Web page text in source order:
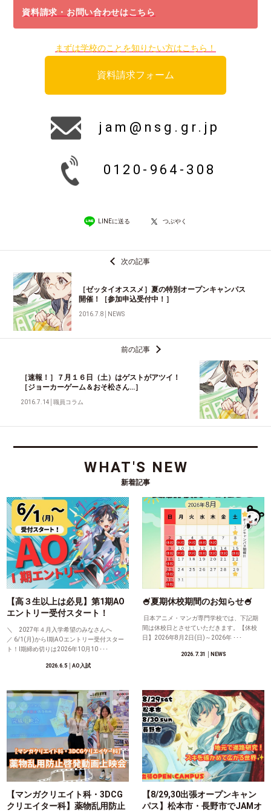
資料請求・お問い合わせはこちら
まずは学校のことを知りたい方はこちら！
資料請求フォーム
jam@nsg.gr.jp
0120-964-308
LINEに送る つぶやく
次の記事
［ゼッタイオススメ］夏の特別オープンキャンパス
開催！［参加申込受付中！］
2016.7.8 NEWS
前の記事
［速報！］７月１６日（土）はゲストがアツイ！
［ジョーカーゲーム＆おそ松さん…］
2016.7.14 │職員コラム
WHAT'S NEW
新着記事
【高３生以上は必見】第1期AO
エントリー受付スタート！
＼ 2027年４月入学希望のみなさんへ
／ 6/1(月)からⅠ期AOエントリー受付スター
ト！Ⅰ期締め切りは2026年10月10 ･･･
2026.6.5│AO入試
🍧夏期休校期間のお知らせ🍧
日本アニメ・マンガ専門学校では、下記期
間は休校日とさせていただきます。【休校
日】2026年8月2日(日)～2026年 ･･･
2026.7.31 │NEWS
【マンガクリエイト科・3DCG
クリエイター科】薬物乱用防止
【8/29,30出張オープンキャン
パス】松本市・長野市でJAMオ